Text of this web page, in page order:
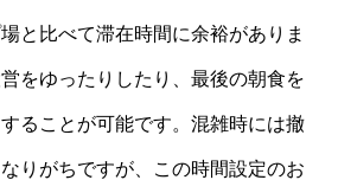
と比べて滞在時間に余裕がありま
をゆったりしたり、最後の朝食を
ることが可能です。混雑時には撤
りがちですが、この時間設定のお